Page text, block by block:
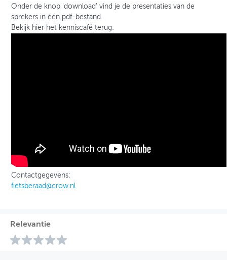
Onder de knop 'download' vind je de presentaties van de
sprekers in één pdf-bestand.
Bekijk hier het kenniscafé terug:
Contactgegevens:
fietsberaad@crow.nl
Relevantie